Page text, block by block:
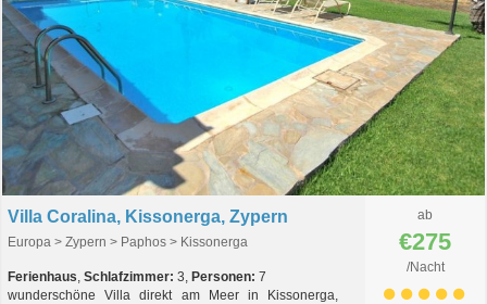
Villa Coralina, Kissonerga, Zypern
Europa > Zypern > Paphos > Kissonerga
Ferienhaus, Schlafzimmer: 3, Personen: 7
wunderschöne Villa direkt am Meer in Kissonerga,
ab
€275
/Nacht